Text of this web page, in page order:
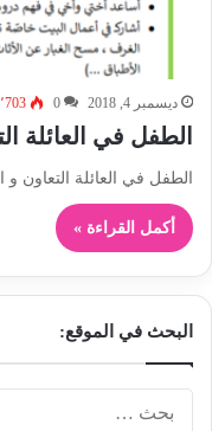
ديسمبر 4, 2018 0
الطفل في العائلة
الطفل في العائلة التعاون و
أكمل القراءة »
البحث في الموقع: